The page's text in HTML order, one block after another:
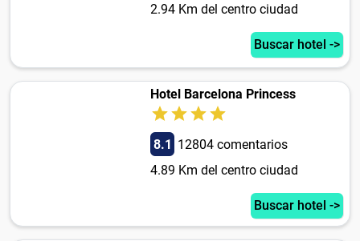
2.94 Km del centro ciudad
Buscar hotel ->
Hotel Barcelona Princess
8.1 12804 comentarios
4.89 Km del centro ciudad
Buscar hotel ->